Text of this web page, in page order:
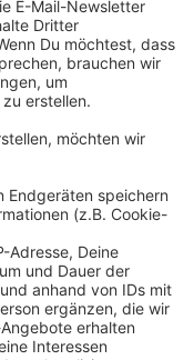
Der
das 80
narrte
bis es Sonntag
eines Polizisten
Dafür ist
Dame.
Lösung,
zu geben, weg.